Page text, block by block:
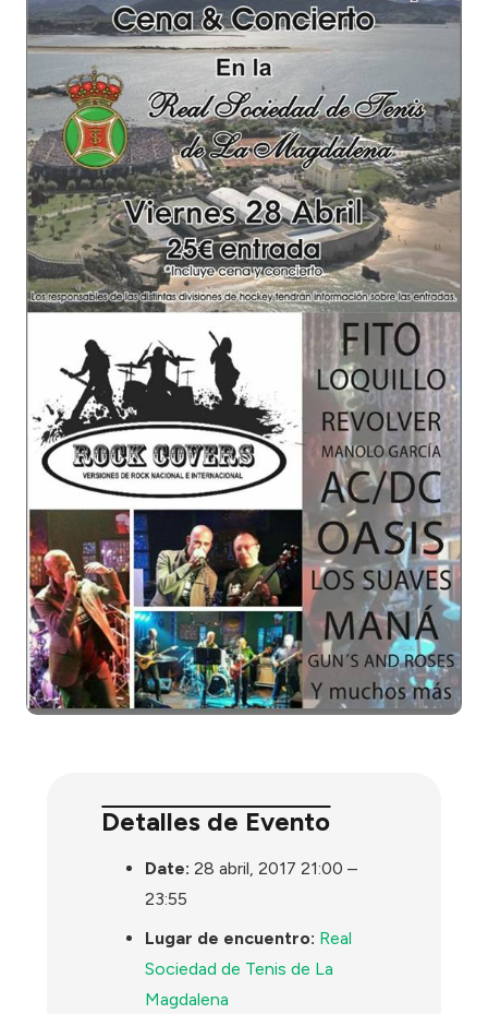
Detalles de Evento
Date: 28 abril, 2017 21:00 –
23:55
Lugar de encuentro: Real
Sociedad de Tenis de La
Magdalena